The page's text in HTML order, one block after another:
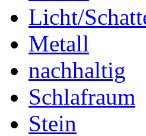
Licht/
Metall
nachhaltig
Schlafraum
Stein